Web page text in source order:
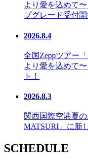
より愛を込めて
プグレード受付開
2026.8.4
全国Zeppツアー
より愛を込めて
ト！
2026.8.3
関西国際空港夏
MATSURI」に新
SCHEDULE